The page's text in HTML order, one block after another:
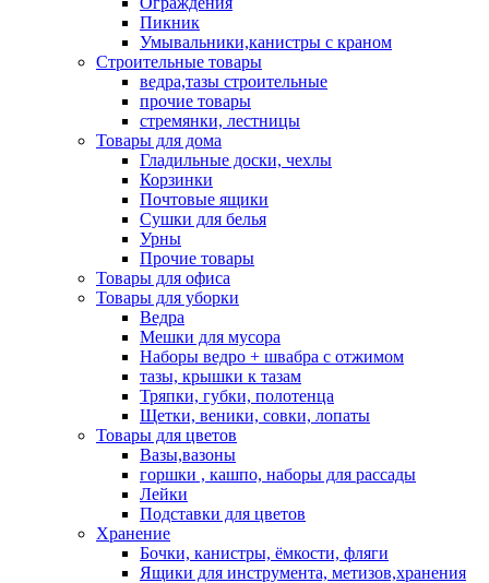
Пикник
Умывальники,канистры с краном
Строительные товары
ведра,тазы строительные
прочие товары
стремянки, лестницы
Товары для дома
Гладильные доски, чехлы
Корзинки
Почтовые ящики
Сушки для белья
Урны
Прочие товары
Товары для офиса
Товары для уборки
Ведра
Мешки для мусора
Наборы ведро + швабра с отжимом
тазы, крышки к тазам
Тряпки, губки, полотенца
Щетки, веники, совки, лопаты
Товары для цветов
Вазы,вазоны
горшки , кашпо, наборы для рассады
Лейки
Подставки для цветов
Хранение
Бочки, канистры, ёмкости, фляги
Ящики для инструмента, метизов,хранения